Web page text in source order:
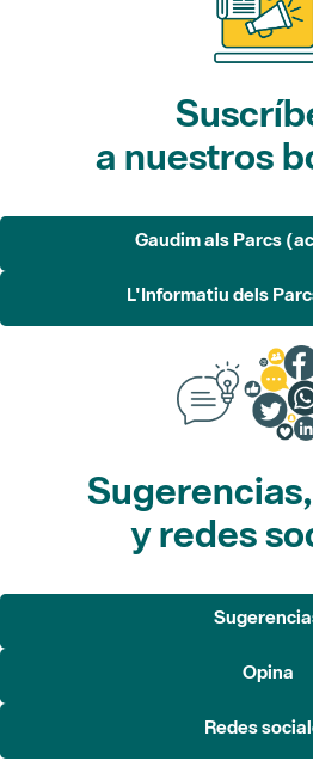
a nuestros
Gaudim als Parcs
y redes